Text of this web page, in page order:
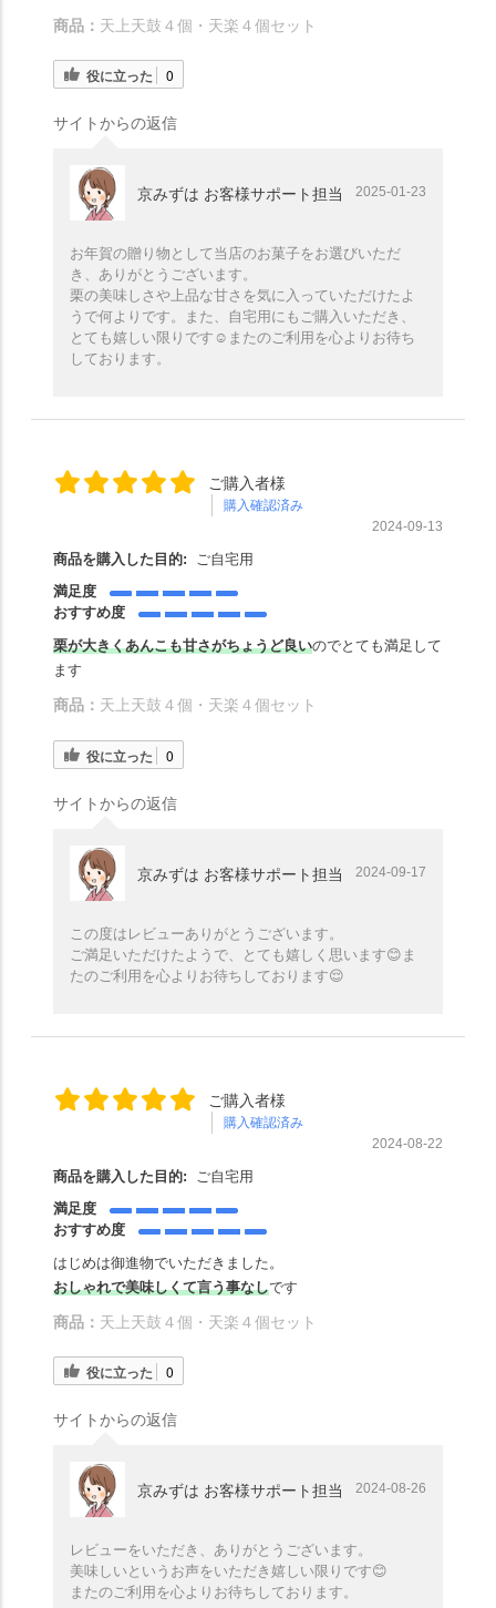
商品： 天上天鼓４個・天楽４個セット
役に立った 0
サイトからの返信
京みずは お客様サポート担当 2025-01-23
お年賀の贈り物として当店のお菓子をお選びいただ
き、ありがとうございます。
栗の美味しさや上品な甘さを気に入っていただけたよ
うで何よりです。また、自宅用にもご購入いただき、
とても嬉しい限りです☺️またのご利用を心よりお待ち
しております。
ご購入者様
購入確認済み
2024-09-13
商品を購入した目的:
ご自宅用
満足度
おすすめ度
栗が大きくあんこも甘さがちょうど良いのでとても満足して
ます
商品： 天上天鼓４個・天楽４個セット
役に立った 0
サイトからの返信
京みずは お客様サポート担当 2024-09-17
この度はレビューありがとうございます。
ご満足いただけたようで、とても嬉しく思います😊ま
たのご利用を心よりお待ちしております😌
ご購入者様
購入確認済み
2024-08-22
商品を購入した目的:
ご自宅用
満足度
おすすめ度
はじめは御進物でいただきました。
おしゃれで美味しくて言う事なしです
商品： 天上天鼓４個・天楽４個セット
役に立った 0
サイトからの返信
京みずは お客様サポート担当 2024-08-26
レビューをいただき、ありがとうございます。
美味しいというお声をいただき嬉しい限りです😊
またのご利用を心よりお待ちしております。